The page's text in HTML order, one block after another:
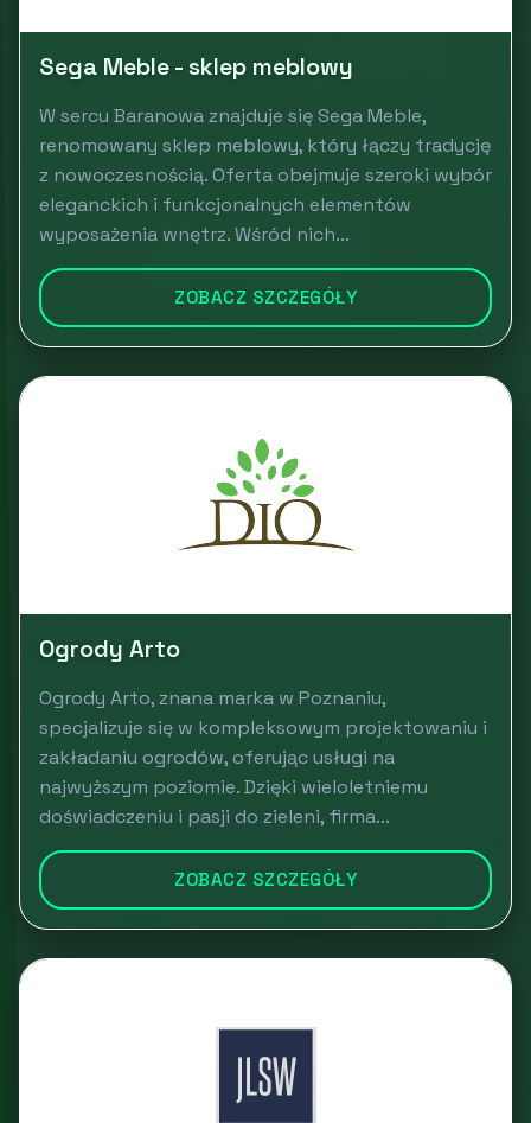
Sega Meble - sklep meblowy
W sercu Baranowa znajduje się Sega Meble,
renomowany sklep meblowy, który łączy tradycję
z nowoczesnością. Oferta obejmuje szeroki wybór
eleganckich i funkcjonalnych elementów
wyposażenia wnętrz. Wśród nich...
ZOBACZ SZCZEGÓŁY
Ogrody Arto
Ogrody Arto, znana marka w Poznaniu,
specjalizuje się w kompleksowym projektowaniu i
zakładaniu ogrodów, oferując usługi na
najwyższym poziomie. Dzięki wieloletniemu
doświadczeniu i pasji do zieleni, firma...
ZOBACZ SZCZEGÓŁY